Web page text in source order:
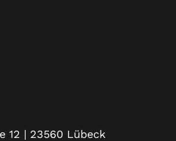
12 | 23560 Lübeck